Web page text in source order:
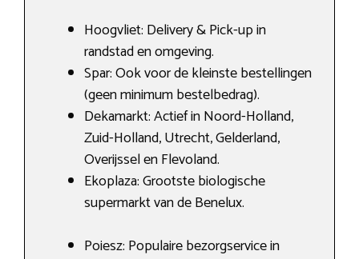
Hoogvliet: Delivery & Pick-up in
randstad en omgeving.
Spar: Ook voor de kleinste bestellingen
(geen minimum bestelbedrag).
Dekamarkt: Actief in Noord-Holland,
Zuid-Holland, Utrecht, Gelderland,
Overijssel en Flevoland.
Ekoplaza: Grootste biologische
supermarkt van de Benelux.
Poiesz: Populaire bezorgservice in